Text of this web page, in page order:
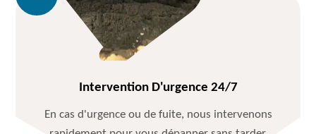
Intervention D'urgence 24/7
En cas d'urgence ou de fuite, nous intervenons